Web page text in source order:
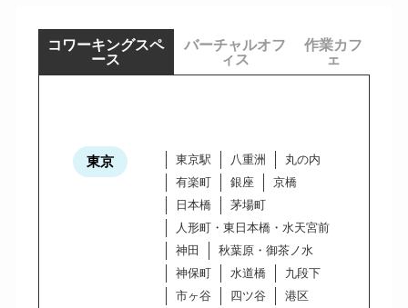
コワーキングスペ
ース
バーチャルオフ
ィス
作業カフ
ェ
東京 東京駅 八重洲
丸の内
有楽町
銀座
京橋
日本橋
茅場町
人形町・東日本橋・水天宮前
神田
秋葉原・御茶ノ水
神保町
水道橋
九段下
市ヶ谷
四ツ谷
港区